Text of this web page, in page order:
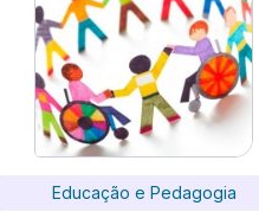
Educação e Pedagogia